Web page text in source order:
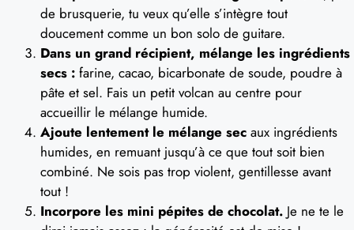
de brusquerie, tu veux qu’elle s’intègre tout
doucement comme un bon solo de guitare.
Dans un grand récipient, mélange les ingrédients
secs : farine, cacao, bicarbonate de soude, poudre à
pâte et sel. Fais un petit volcan au centre pour
accueillir le mélange humide.
Ajoute lentement le mélange sec aux ingrédients
humides, en remuant jusqu’à ce que tout soit bien
combiné. Ne sois pas trop violent, gentillesse avant
tout !
Incorpore les mini pépites de chocolat. Je ne te le